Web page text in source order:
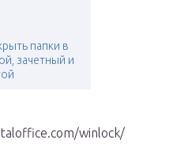
папки в
зачетный и
winlock/